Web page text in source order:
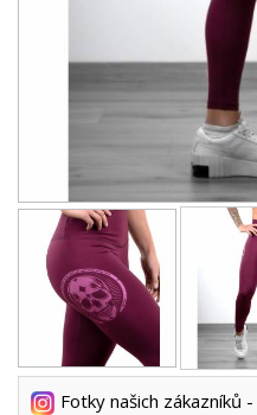
Fotky našich zákazníků -